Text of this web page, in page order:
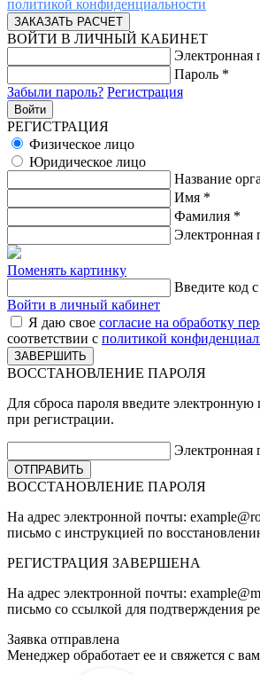
политикой конфиденциальности
ВОЙТИ В ЛИЧНЫЙ КАБИНЕТ
Электронная
Пароль *
Забыли пароль? Регистрация
РЕГИСТРАЦИЯ
Физическое лицо
Юридическое лицо
Название
Имя *
Фамилия *
Электронная
Поменять картинку
Введите код
Войти в личный кабинет
Я даю свое согласие на обработку
соответствии с политикой
ВОССТАНОВЛЕНИЕ ПАРОЛЯ
Для сброса пароля введите электронную
при регистрации.
Электронная
ВОССТАНОВЛЕНИЕ ПАРОЛЯ
На адрес электронной почты:
письмо с инструкцией по
РЕГИСТРАЦИЯ ЗАВЕРШЕНА
На адрес электронной почты:
письмо со ссылкой для подтверждения
Заявка отправлена
Менеджер обработает ее и свяжется с